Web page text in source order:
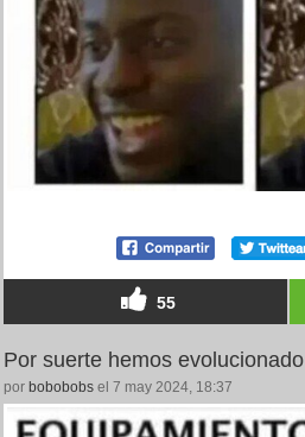
55
Por suerte hemos evolucionado
por bobobobs el 7 may 2024, 18:37